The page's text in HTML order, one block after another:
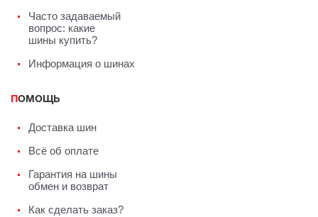
Часто задаваемый
вопрос: какие
шины купить?
Информация о шинах
ПОМОЩЬ
Доставка шин
Всё об оплате
Гарантия на шины
обмен и возврат
Как сделать заказ?